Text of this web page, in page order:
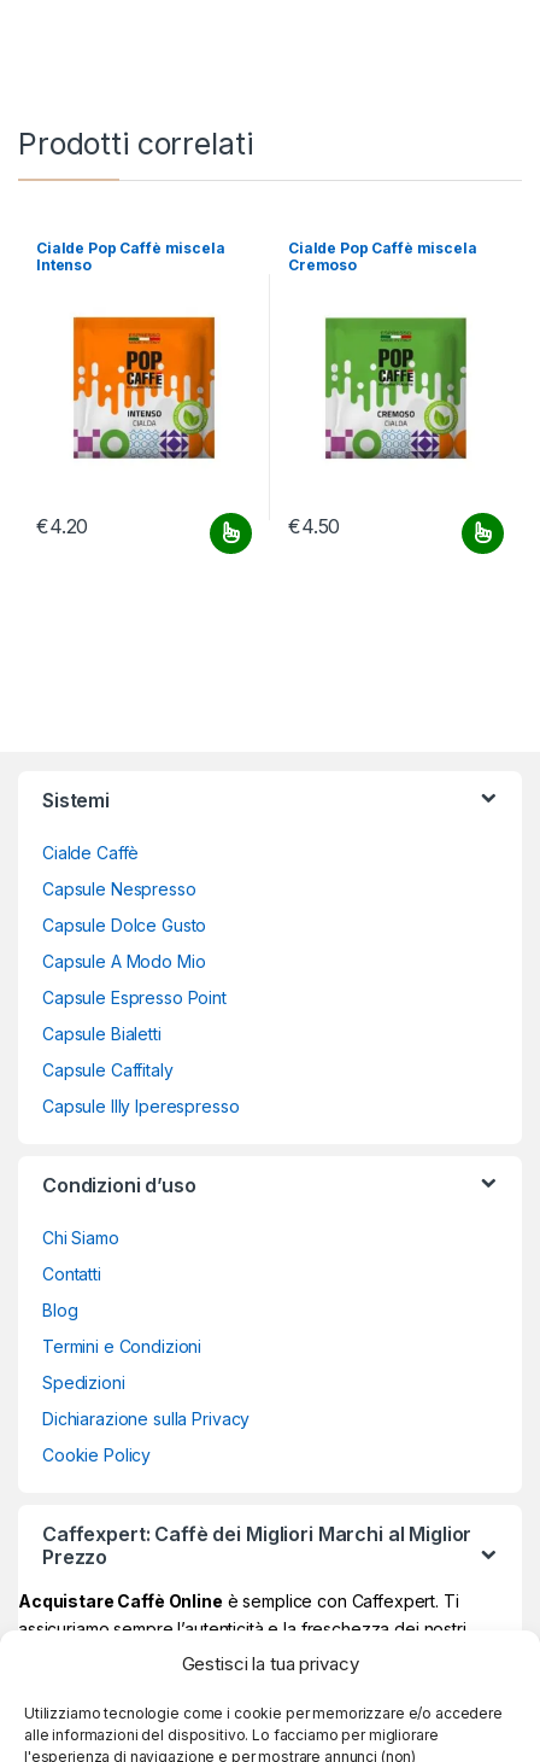
Gestisci la tua privacy
Utilizziamo tecnologie come i cookie per memorizzare e/o accedere
alle informazioni del dispositivo. Lo facciamo per migliorare
l'esperienza di navigazione e per mostrare annunci (non)
Prodotti correlati
Cialde Pop Caffè miscela
Intenso
€4.20
Questo prodotto ha più varianti. Le opzioni possono essere
Cialde Pop Caffè miscela
Cremoso
€4.50
Questo prodotto ha più
Sistemi
Cialde Caffè
Capsule Nespresso
Capsule Dolce Gusto
Capsule A Modo Mio
Capsule Espresso Point
Capsule Bialetti
Capsule Caffitaly
Capsule Illy Iperespresso
Condizioni d’uso
Chi Siamo
Contatti
Blog
Termini e Condizioni
Spedizioni
Dichiarazione sulla Privacy
Cookie Policy
Caffexpert: Caffè dei Migliori Marchi al Miglior
Prezzo
Acquistare Caffè Online è semplice con Caffexpert. Ti
assicuriamo sempre l’autenticità e la freschezza dei nostri
prodotti, garantiti Made in Italy al 100% ad un prezzo davvero
Sul nostro store online potrai trovare imigliori marchi di caffè
quelli più amati e apprezzati, e se raggiungi59€ di spesa, la